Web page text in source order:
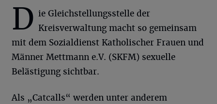
D ie Gleichstellungsstelle der
Kreisverwaltung macht so gemeinsam
mit dem Sozialdienst Katholischer Frauen und
Männer Mettmann e.V. (SKFM) sexuelle
Belästigung sichtbar.
Als „Catcalls“ werden unter anderem